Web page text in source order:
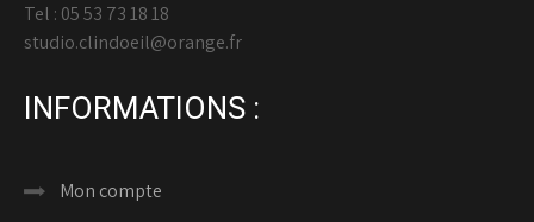
Tel : 05 53 73 18 18
studio.clindoeil@orange.fr
INFORMATIONS :
Mon compte